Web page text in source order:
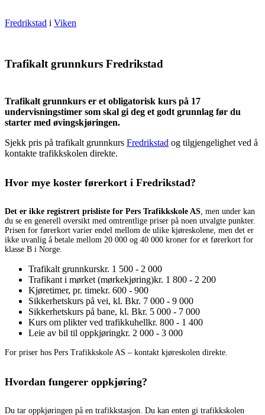
Fredrikstad i Viken
Trafikalt grunnkurs Fredrikstad
Trafikalt grunnkurs er et obligatorisk kurs på 17
undervisningstimer som skal gi deg et godt grunnlag før du
starter med øvingskjøringen.
Sjekk pris på trafikalt grunnkurs Fredrikstad og tilgjengelighet ved å
kontakte trafikkskolen direkte.
Hvor mye koster førerkort i Fredrikstad?
Det er ikke registrert prisliste for Pers Trafikkskole AS, men under kan
du se en generell oversikt med omtrentlige priser på noen utvalgte punkter.
Prisen for førerkort varier endel mellom de ulike kjøreskolene, men det er
ikke uvanlig å betale mellom 20 000 og 40 000 kroner for et førerkort for
klasse B i Norge.
Trafikalt grunnkurskr. 1 500 - 2 000
Trafikant i mørket (mørkekjøring)kr. 1 800 - 2 200
Kjøretimer, pr. timekr. 600 - 900
Sikkerhetskurs på vei, kl. Bkr. 7 000 - 9 000
Sikkerhetskurs på bane, kl. Bkr. 5 000 - 7 000
Kurs om plikter ved trafikkuhellkr. 800 - 1 400
Leie av bil til oppkjøringkr. 2 000 - 3 000
For priser hos Pers Trafikkskole AS – kontakt kjøreskolen direkte.
Hvordan fungerer oppkjøring?
Du tar oppkjøringen på en trafikkstasjon. Du kan enten gi trafikkskolen